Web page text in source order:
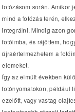
fotózásom során. Amikor
mind a fotózás terén,
integrálni. Mindig azon
fotóimba, és rájöttem,
újraértelmezhetem a
elemeket.
Így az elmúlt években
fotónyomatokon, például
ezelőtt, vagy vastag